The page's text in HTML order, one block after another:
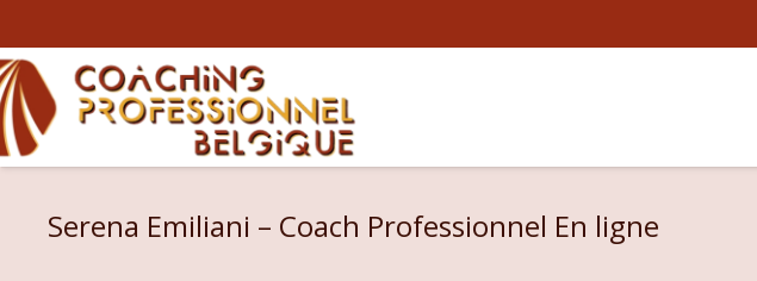
Serena Emiliani – Coach Professionnel En ligne